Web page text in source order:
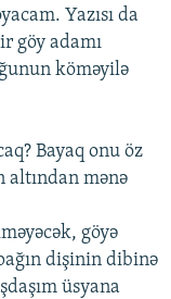
Yazısı da
göy adamı
köməyilə
Bayaq onu öz
mənə
göyə
dişinin dibinə
üsyana